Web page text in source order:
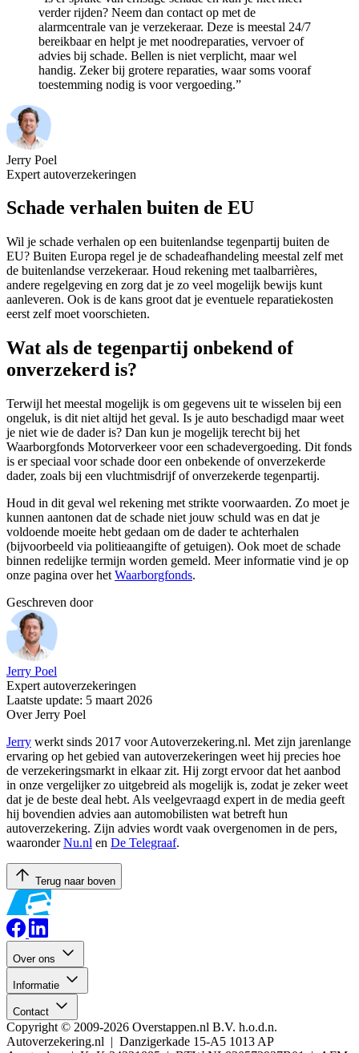
verder rijden? Neem dan contact op met de
alarmcentrale van je verzekeraar. Deze is meestal 24/7
bereikbaar en helpt je met noodreparaties, vervoer of
advies bij schade. Bellen is niet verplicht, maar wel
handig. Zeker bij grotere reparaties, waar soms vooraf
toestemming nodig is voor vergoeding.”
Jerry Poel
Expert autoverzekeringen
Schade verhalen buiten de EU
Wil je schade verhalen op een buitenlandse tegenpartij buiten de
EU? Buiten Europa regel je de schadeafhandeling meestal zelf met
de buitenlandse verzekeraar. Houd rekening met taalbarrières,
andere regelgeving en zorg dat je zo veel mogelijk bewijs kunt
aanleveren. Ook is de kans groot dat je eventuele reparatiekosten
eerst zelf moet voorschieten.
Wat als de tegenpartij onbekend of
onverzekerd is?
Terwijl het meestal mogelijk is om gegevens uit te wisselen bij een
ongeluk, is dit niet altijd het geval. Is je auto beschadigd maar weet
je niet wie de dader is? Dan kun je mogelijk terecht bij het
Waarborgfonds Motorverkeer voor een schadevergoeding. Dit fonds
is er speciaal voor schade door een onbekende of onverzekerde
dader, zoals bij een vluchtmisdrijf of onverzekerde tegenpartij.
Houd in dit geval wel rekening met strikte voorwaarden. Zo moet je
kunnen aantonen dat de schade niet jouw schuld was en dat je
voldoende moeite hebt gedaan om de dader te achterhalen
(bijvoorbeeld via politieaangifte of getuigen). Ook moet de schade
binnen redelijke termijn worden gemeld. Meer informatie vind je op
onze pagina over het Waarborgfonds.
Geschreven door
Jerry Poel
Expert autoverzekeringen
Laatste update: 5 maart 2026
Over Jerry Poel
Jerry werkt sinds 2017 voor Autoverzekering.nl. Met zijn jarenlange
ervaring op het gebied van autoverzekeringen weet hij precies hoe
de verzekeringsmarkt in elkaar zit. Hij zorgt ervoor dat het aanbod
in onze vergelijker zo uitgebreid als mogelijk is, zodat je zeker weet
dat je de beste deal hebt. Als veelgevraagd expert in de media geeft
hij bovendien advies aan automobilisten wat betreft hun
autoverzekering. Zijn advies wordt vaak overgenomen in de pers,
waaronderNu.nl en De Telegraaf.
Terug naar boven
Over ons
Informatie
Contact
Copyright © 2009-2026 Overstappen.nl B.V. h.o.d.n.
Autoverzekering.nl | Danzigerkade 15-A5 1013 AP